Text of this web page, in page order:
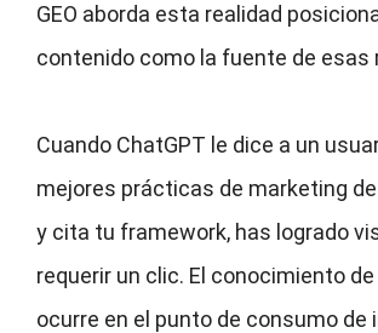
GEO aborda esta realidad
contenido como la fuente de esas
Cuando ChatGPT le dice a un
mejores prácticas de marketing
y cita tu framework, has logrado
requerir un clic. El conocimiento
ocurre en el punto de consumo de